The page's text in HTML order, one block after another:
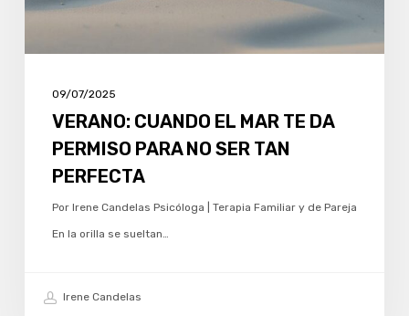
PARA
PERFECTA
09/07/2025
VERANO: CUANDO EL MAR TE DA
PERMISO PARA NO SER TAN
PERFECTA
Por Irene Candelas Psicóloga | Terapia Familiar y de Pareja
En la orilla se sueltan…
Irene Candelas